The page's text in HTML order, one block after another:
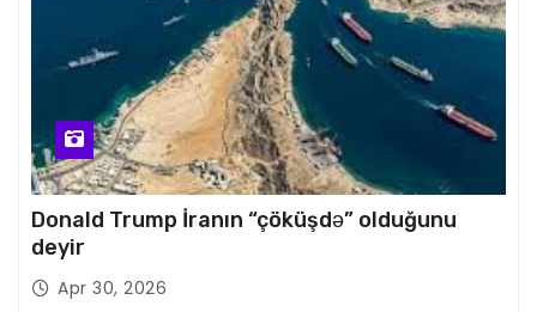
Donald Trump İranın “çöküşdə” olduğunu
deyir
Apr 30, 2026